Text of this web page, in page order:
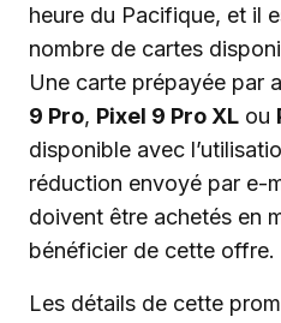
heure du Pacifique, et il
nombre de cartes
Une carte prépayée par
9 Pro, Pixel 9 Pro XL ou
disponible avec
réduction envoyé par e-
doivent être achetés en
bénéficier de cette offre.
Les détails de cette